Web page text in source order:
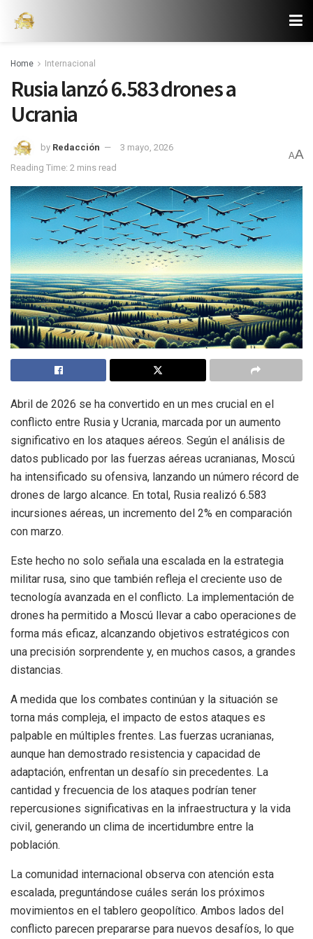
Home Internacional
Rusia lanzó 6.583 drones a
Ucrania
by Redacción
3 mayo, 2026
Reading Time: 2 mins read
AA
Abril de 2026 se ha convertido en un mes crucial en el
conflicto entre Rusia y Ucrania, marcada por un aumento
significativo en los ataques aéreos. Según el análisis de
datos publicado por las fuerzas aéreas ucranianas, Moscú
ha intensificado su ofensiva, lanzando un número récord de
drones de largo alcance. En total, Rusia realizó 6.583
incursiones aéreas, un incremento del 2% en comparación
con marzo.
Este hecho no solo señala una escalada en la estrategia
militar rusa, sino que también refleja el creciente uso de
tecnología avanzada en el conflicto. La implementación de
drones ha permitido a Moscú llevar a cabo operaciones de
forma más eficaz, alcanzando objetivos estratégicos con
una precisión sorprendente y, en muchos casos, a grandes
distancias.
A medida que los combates continúan y la situación se
torna más compleja, el impacto de estos ataques es
palpable en múltiples frentes. Las fuerzas ucranianas,
aunque han demostrado resistencia y capacidad de
adaptación, enfrentan un desafío sin precedentes. La
cantidad y frecuencia de los ataques podrían tener
repercusiones significativas en la infraestructura y la vida
civil, generando un clima de incertidumbre entre la
población.
La comunidad internacional observa con atención esta
escalada, preguntándose cuáles serán los próximos
movimientos en el tablero geopolítico. Ambos lados del
conflicto parecen prepararse para nuevos desafíos, lo que